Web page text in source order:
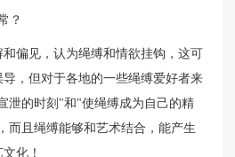
？
偏见，认为绳缚和情欲挂钩，这可
，但对于各地的一些绳缚爱好者来
泄的时刻"和"使绳缚成为自己的精
而且绳缚能够和艺术结合，能产生
化！